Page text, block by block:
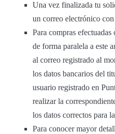
Una vez finalizada tu
un correo electrónico
Para compras
de forma paralela a este
al correo registrado al
los datos bancarios del
usuario registrado en
realizar la
los datos correctos para
Para conocer mayor